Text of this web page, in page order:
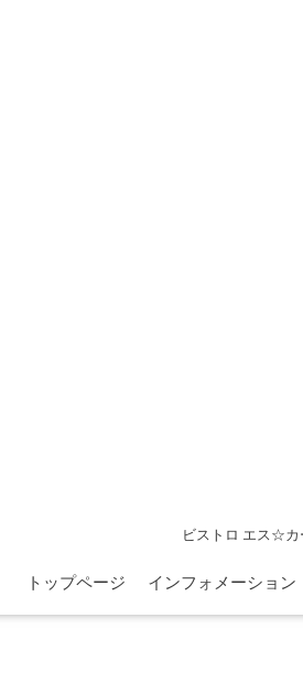
ビストロ エス☆カ
トップページ インフォメーション